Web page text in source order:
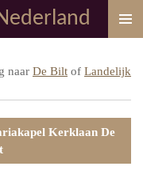
naar De Bilt of Landelijk
Kerklaan De